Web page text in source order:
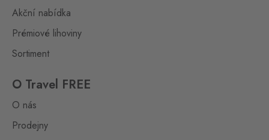
Akční nabídka
Prémiové lihoviny
Sortiment
O Travel FREE
O nás
Prodejny